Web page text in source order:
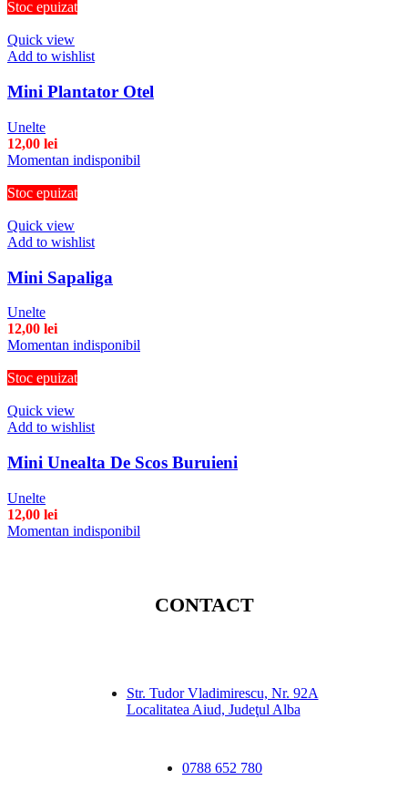
Stoc epuizat
Quick view
Add to wishlist
Mini Plantator Otel
Unelte
12,00 lei
Momentan indisponibil
Stoc epuizat
Quick view
Add to wishlist
Mini Sapaliga
Unelte
12,00 lei
Momentan indisponibil
Stoc epuizat
Quick view
Add to wishlist
Mini Unealta De Scos Buruieni
Unelte
12,00 lei
Momentan indisponibil
CONTACT
Str. Tudor Vladimirescu, Nr. 92A
Localitatea Aiud, Judeţul Alba
0788 652 780